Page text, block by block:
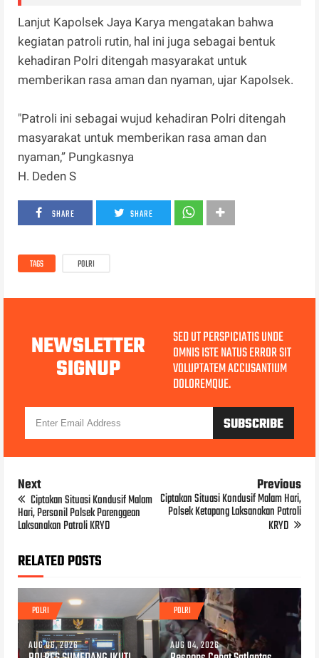
Lanjut Kapolsek Jaya Karya mengatakan bahwa
kegiatan patroli rutin, hal ini juga sebagai bentuk
kehadiran Polri ditengah masyarakat untuk
memberikan rasa aman dan nyaman, ujar Kapolsek.
"Patroli ini sebagai wujud kehadiran Polri ditengah
masyarakat untuk memberikan rasa aman dan
nyaman,” Pungkasnya
H. Deden S
SHARE SHARE
TAGS POLRI
NEWSLETTER
SIGNUP
SED UT PERSPICIATIS UNDE
OMNIS ISTE NATUS ERROR SIT
VOLUPTATEM ACCUSANTIUM
DOLOREMQUE.
Next
Ciptakan Situasi Kondusif Malam
Hari, Personil Polsek Parenggean
Laksanakan Patroli KRYD
Previous
Ciptakan Situasi Kondusif Malam Hari,
Polsek Ketapang Laksanakan Patroli
KRYD
RELATED POSTS
POLRI
AUG 06, 2026
POLRI
AUG 04, 2026